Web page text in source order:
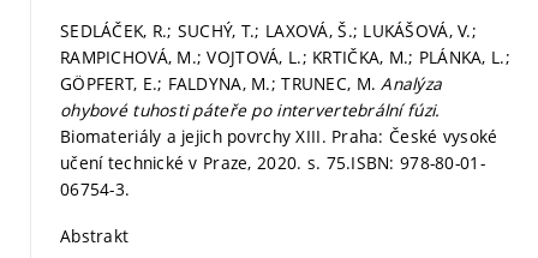
SEDLÁČEK, R.; SUCHÝ, T.; LAXOVÁ, Š.; LUKÁŠOVÁ, V.;
RAMPICHOVÁ, M.; VOJTOVÁ, L.; KRTIČKA, M.; PLÁNKA, L.;
GÖPFERT, E.; FALDYNA, M.; TRUNEC, M.Analýza
ohybové tuhosti páteře po intervertebrální fúzi.
Biomateriály a jejich povrchy XIII. Praha: České vysoké
učení technické v Praze, 2020. s. 75.ISBN: 978-80-01-
06754-3.
Abstrakt